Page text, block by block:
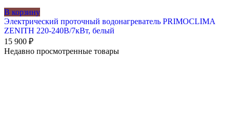
В корзину
Электрический проточный водонагреватель PRIMOCLIMA
ZENITH 220-240В/7кВт, белый
15 900 ₽
Недавно просмотренные товары